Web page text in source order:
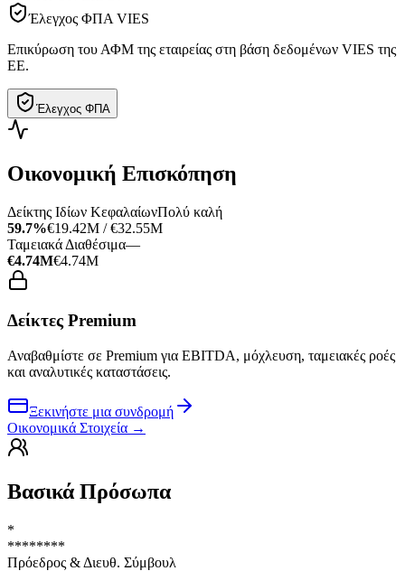
Έλεγχος ΦΠΑ VIES
Επικύρωση του ΑΦΜ της εταιρείας στη βάση δεδομένων VIES της
ΕΕ.
Έλεγχος ΦΠΑ
Οικονομική Επισκόπηση
Δείκτης Ιδίων ΚεφαλαίωνΠολύ καλή
59.7%€19.42M / €32.55M
Ταμειακά Διαθέσιμα—
€4.74M€4.74M
Δείκτες Premium
Αναβαθμίστε σε Premium για EBITDA, μόχλευση, ταμειακές ροές
και αναλυτικές καταστάσεις.
Ξεκινήστε μια συνδρομή
Οικονομικά Στοιχεία →
Βασικά Πρόσωπα
*
********
Πρόεδρος & Διευθ. Σύμβουλ